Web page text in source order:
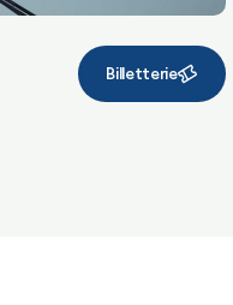
Billetterie